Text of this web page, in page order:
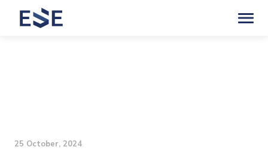
25 October, 2024